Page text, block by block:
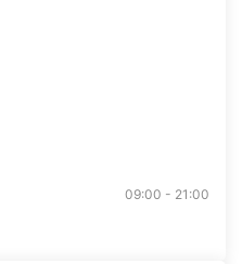
09:00 - 21:00